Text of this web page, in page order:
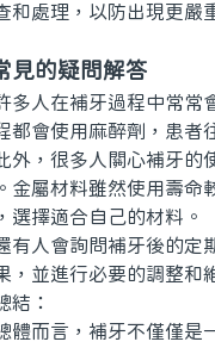
和處理，以防出現更嚴
見的疑問解答
人在補牙過程中常常會
都會使用麻醉劑，患者
，很多人關心補牙的使
金屬材料雖然使用壽命
選擇適合自己的材料。
人會詢問補牙後的定期
，並進行必要的調整和
：
而言，補牙不僅僅是一